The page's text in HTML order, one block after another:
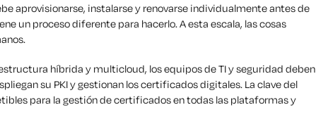
aprovisionarse, instalarse y renovarse individualmente antes de
un proceso diferente para hacerlo. A esta escala, las cosas
híbrida y multicloud, los equipos de TI y seguridad deben
su PKI y gestionan los certificados digitales. La clave del
para la gestión de certificados en todas las plataformas y